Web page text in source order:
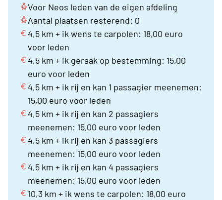
Voor Neos leden van de eigen afdeling
Aantal plaatsen resterend: 0
4,5 km + ik wens te carpolen: 18,00 euro
voor leden
4,5 km + ik geraak op bestemming: 15,00
euro voor leden
4,5 km + ik rij en kan 1 passagier meenemen:
15,00 euro voor leden
4,5 km + ik rij en kan 2 passagiers
meenemen: 15,00 euro voor leden
4,5 km + ik rij en kan 3 passagiers
meenemen: 15,00 euro voor leden
4,5 km + ik rij en kan 4 passagiers
meenemen: 15,00 euro voor leden
10,3 km + ik wens te carpolen: 18,00 euro